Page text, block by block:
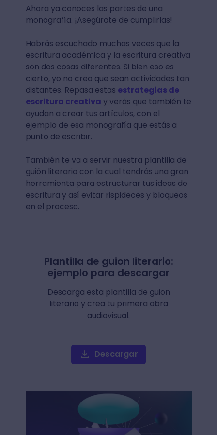
Ahora ya conoces las partes de una
monografía. ¡Asegúrate de cumplirlas!
Habrás escuchado muchas veces que la
escritura académica y la escritura creativa
son dos cosas diferentes. Si bien eso es
cierto, yo no creo que sean actividades tan
distantes. Repasa estas estrategias de
escritura creativa y verás que también te
ayudan a crear tus artículos, con el
ejemplo de esa monografía que estás a
punto de escribir.
También te va a servir nuestra plantilla de
guión literario con la cual tendrás una gran
herramienta para estructurar tus ideas de
escritura y así evitar rispideces y bloqueos
en el proceso.
Plantilla de guion literario:
ejemplo para descargar
Descarga esta plantilla de guion
literario y crea tu primera obra
audiovisual.
Descargar